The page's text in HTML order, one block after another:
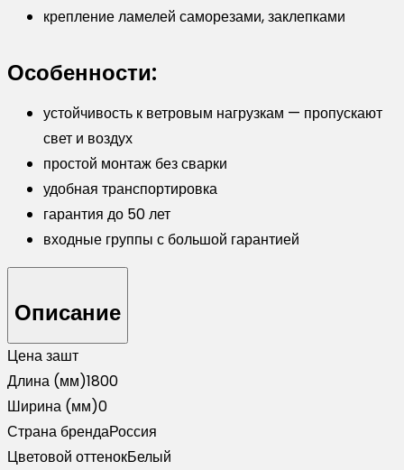
крепление ламелей саморезами, заклепками
Особенности:
устойчивость к ветровым нагрузкам — пропускают
свет и воздух
простой монтаж без сварки
удобная транспортировка
гарантия до 50 лет
входные группы с большой гарантией
Описание
Цена зашт
Длина (мм)1800
Ширина (мм)0
Страна брендаРоссия
Цветовой оттенокБелый